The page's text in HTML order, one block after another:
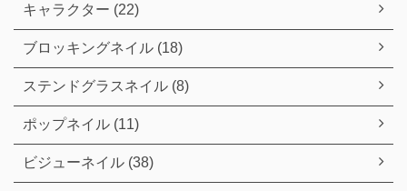
キャラクター (22)
ブロッキングネイル (18)
ステンドグラスネイル (8)
ポップネイル (11)
ビジューネイル (38)